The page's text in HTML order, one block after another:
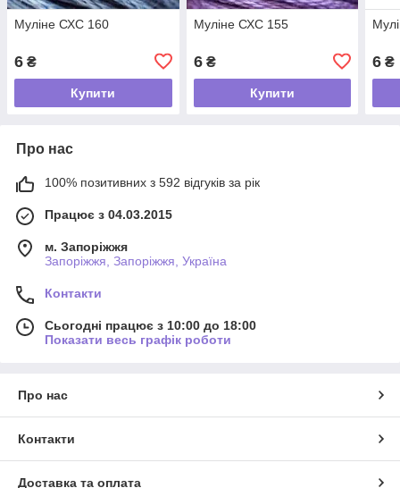
Муліне СХС 160
6 ₴
Купити
Муліне СХС 155
6₴
Купити
6 ₴
Про нас
100% позитивних з 592 відгуків за рік
Працює з 04.03.2015
м. Запоріжжя
Запоріжжя, Запоріжжя, Україна
Контакти
Сьогодні працює з 10:00 до 18:00
Показати весь графік роботи
Про нас
Контакти
Доставка та оплата